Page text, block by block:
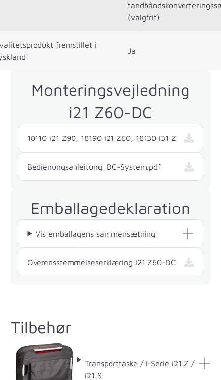
(valgfrit)
fremstillet i
Ja
Monteringsvejledning
i21 Z60-DC
18110 i21 Z90, 18190 i21 Z60, 18130 i31 Z
Bedienungsanleitung_DC-System.pdf
Emballagedeklaration
Vis emballagens sammensætning
Overensstemmelseserklæring i21 Z60-DC — i21 Z60-
Tilbehør
Transporttaske / i-Serie i21 Z /
i21 S